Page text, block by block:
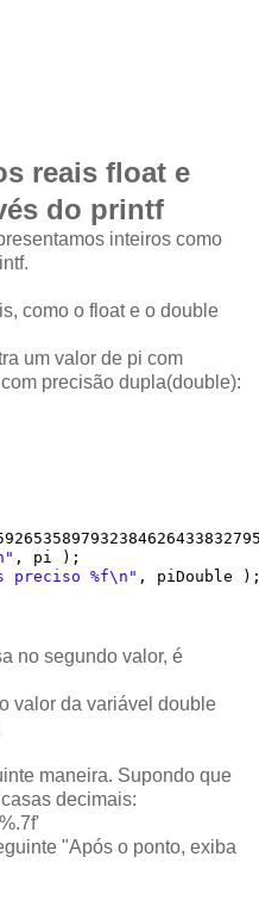
reais float e
do printf
inteiros como
como o float e o double
um valor de pi com
precisão dupla(double):
" , pi );
preciso %f\n " , piDouble
no segundo valor, é
valor da variável double
maneira. Supondo que
decimais:
"Após o ponto, exiba